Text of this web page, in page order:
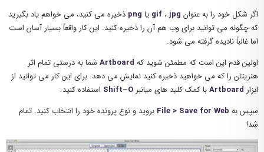
اگر شکل خود را به عنوان
gif ،jpg یا png ذخیره می کنید، می خواهم یاد بگیرید
که چگونه می توانید برای وب هم آن را ذخیره کنید. این کار واقعاً بسیار آسان است
اما غالباً نادیده گرفته می شود.
اولین قدم این است که مطمئن شوید که Artboardشما به درستی تمام اثر
هنریتان را که می خواهید ذخیره کنید نمایش می دهد. برای این کار می توانید از
ابزار
با کمک کلید های میانبر Shift–O
استفاده کنید.
سپس به
File > Save for Web
بروید و نوع پرونده خود را انتخاب کنید. تمام
شد!